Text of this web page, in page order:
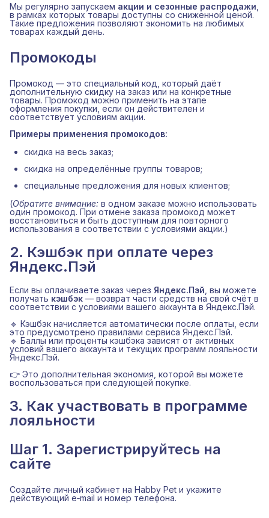
Мы регулярно запускаем акции и сезонные распродажи
в рамках которых товары доступны со сниженной ценой.
Такие предложения позволяют экономить на любимых
товарах каждый день.
Промокоды
Промокод — это специальный код, который даёт
дополнительную скидку на заказ или на конкретные
товары. Промокод можно применить на этапе
оформления покупки, если он действителен и
соответствует условиям акции.
Примеры применения промокодов:
скидка на весь заказ;
скидка на определённые группы товаров;
специальные предложения для новых клиентов;
(Обратите внимание: в одном заказе можно использовать
один промокод. При отмене заказа промокод может
восстановиться и быть доступным для повторного
использования в соответствии с условиями акции.)
2. Кэшбэк при оплате через
Яндекс.Пэй
Если вы оплачиваете заказ через Яндекс.Пэй , вы можете
получать кэшбэк — возврат части средств на свой счёт в
соответствии с условиями вашего аккаунта в Яндекс.Пэй.
🔹 Кэшбэк начисляется автоматически после оплаты, если
это предусмотрено правилами сервиса Яндекс.Пэй.
🔹 Баллы или проценты кэшбэка зависят от активных
условий вашего аккаунта и текущих программ лояльности
Яндекс.Пэй.
👉 Это дополнительная экономия, которой вы можете
воспользоваться при следующей покупке.
3. Как участвовать в программе
лояльности
Шаг 1. Зарегистрируйтесь на
сайте
Создайте личный кабинет на Habby Pet и укажите
действующий e‑mail и номер телефона.